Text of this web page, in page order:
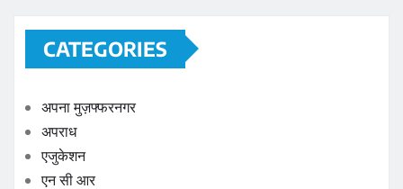
CATEGORIES
अपना मुज़फ्फरनगर
अपराध
एजुकेशन
एन सी आर